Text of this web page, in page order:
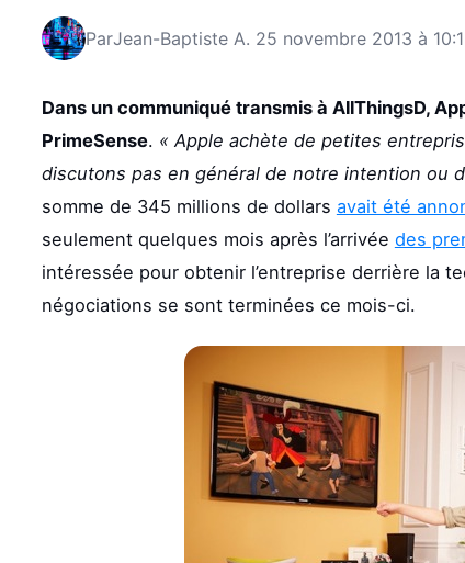
ParJean-Baptiste A. 25 novembre 2013 à
Dans un communiqué transmis à AllThingsD,
PrimeSense. « Apple achète de petites
discutons pas en général de notre intention ou
somme de 345 millions de dollars avait été
seulement quelques mois après l’arrivée des
intéressée pour obtenir l’entreprise derrière la
négociations se sont terminées ce mois-ci.